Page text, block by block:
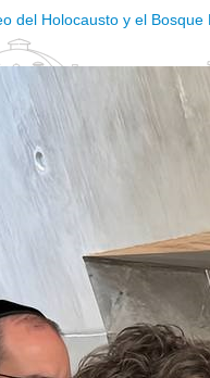
del Holocausto y el